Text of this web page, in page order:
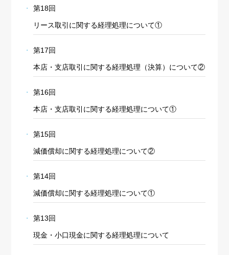
第18回
リース取引に関する経理処理について①
第17回
本店・支店取引に関する経理処理（決算）について②
第16回
本店・支店取引に関する経理処理について①
第15回
減価償却に関する経理処理について②
第14回
減価償却に関する経理処理について①
第13回
現金・小口現金に関する経理処理について